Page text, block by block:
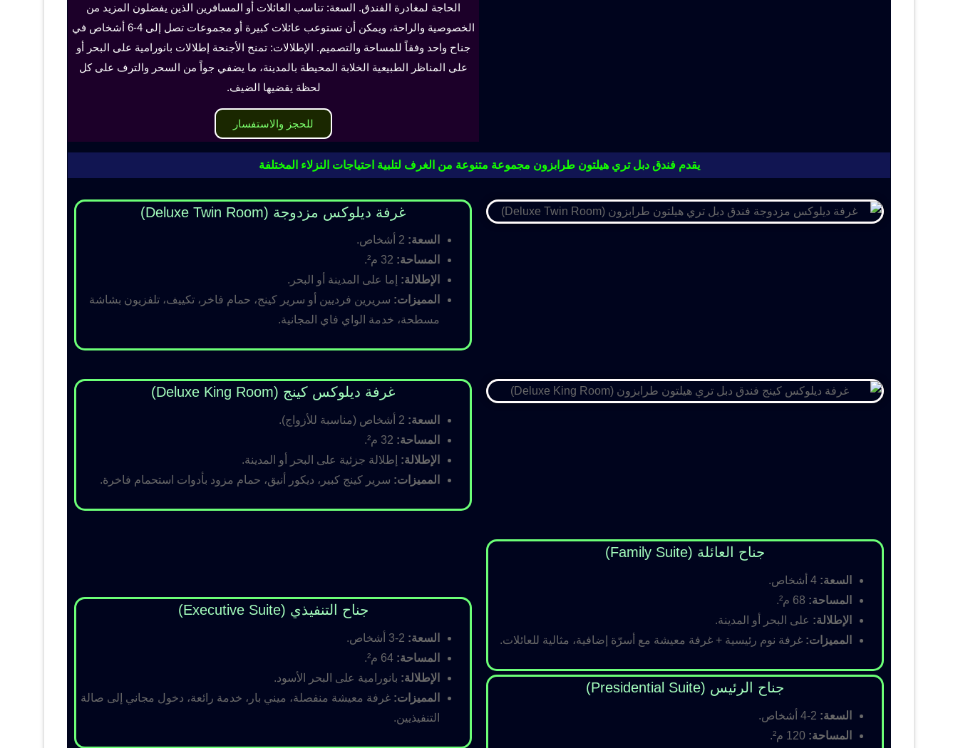
الحاجة لمغادرة الفندق. السعة: تناسب العائلات أو المسافرين الذين يفضلون المزيد من
الخصوصية والراحة، ويمكن أن تستوعب عائلات كبيرة أو مجموعات تصل إلى 4-6 أشخاص في
جناح واحد وفقاً للمساحة والتصميم. الإطلالات: تمنح الأجنحة إطلالات بانورامية على البحر أو
على المناظر الطبيعية الخلابة المحيطة بالمدينة، ما يضفي جواً من السحر والترف على كل
لحظة يقضيها الضيف.
للحجز والاستفسار
يقدم فندق دبل تري هيلتون طرابزون مجموعة متنوعة من الغرف لتلبية احتياجات النزلاء المختلفة
غرفة ديلوكس مزدوجة (Deluxe Twin Room)
السعة:
المساحة:
الإطلالة: إما على المدينة أو البحر.
المميزات: سريرين فرديين أو سرير كينج، حمام فاخر، تكييف، تلفزيون بشاشة
مسطحة، خدمة الواي فاي المجانية.
غرفة ديلوكس كينج (Deluxe King Room)
السعة:
المساحة:
الإطلالة: إطلالة جزئية على البحر أو المدينة.
المميزات: سرير كينج كبير، ديكور أنيق، حمام مزود بأدوات استحمام فاخرة.
جناح العائلة (Family Suite)
السعة:
المساحة:
الإطلالة: على البحر أو المدينة.
المميزات: غرفة نوم رئيسية + غرفة معيشة مع أسرّة إضافية، مثالية للعائلات.
جناح الرئيس (Presidential Suite)
السعة:
المساحة:
جناح التنفيذي (Executive Suite)
السعة:
المساحة:
الإطلالة: بانورامية على البحر الأسود.
المميزات: غرفة معيشة منفصلة، ميني بار، خدمة رائعة، دخول مجاني إلى صالة
التنفيذيين.